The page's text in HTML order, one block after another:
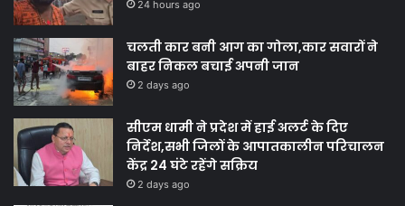
24 hours ago
चलती कार बनी आग का गोला,कार सवारों ने
बाहर निकल बचाई अपनी जान
2 days ago
सीएम धामी ने प्रदेश में हाई अलर्ट के दिए
निर्देश,सभी जिलों के आपातकालीन परिचालन
केंद्र 24 घंटे रहेंगे सक्रिय
2 days ago